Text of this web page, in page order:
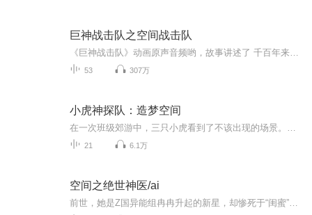
巨神战击队之空间战击队
53 307万
小虎神探队：造梦空间
21 6.1万
空间之绝世神医/ai